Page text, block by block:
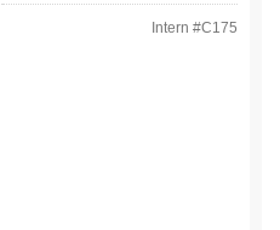
Intern #C175